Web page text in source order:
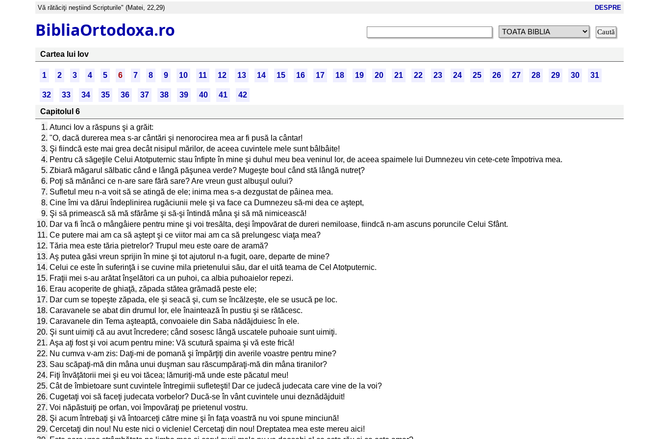
Vă rătăciţi neştiind Scripturile" (Matei, 22,29) DESPRE
BibliaOrtodoxa.ro
Cartea lui Iov
1 2 3 4 5 6 7 8 9 10 11 12 13 14 15 16 17 18 19 20 21 22 23 24 25 26 27 28 29 30 31
32 33 34 35 36 37 38 39 40 41
42
Capitolul 6
1. Atunci Iov a răspuns şi a grăit:
2. "O, dacă durerea mea s-ar cântări şi nenorocirea mea ar fi pusă la cântar!
3. Şi fiindcă este mai grea decât nisipul mărilor, de aceea cuvintele mele sunt bâlbâite!
4. Pentru că săgeţile Celui Atotputernic stau înfipte în mine şi duhul meu bea veninul lor, de aceea spaimele lui Dumnezeu vin cete-cete împotriva mea.
5. Zbiară măgarul sălbatic când e lângă păşunea verde? Mugeşte boul când stă lângă nutreţ?
6. Poţi să mănânci ce n-are sare fără sare? Are vreun gust albuşul oului?
7. Sufletul meu n-a voit să se atingă de ele; inima mea s-a dezgustat de pâinea mea.
8. Cine îmi va dărui îndeplinirea rugăciunii mele şi va face ca Dumnezeu să-mi dea ce aştept,
9. Şi să primească să mă sfărâme şi să-şi întindă mâna şi să mă nimicească!
10. Dar va fi încă o mângâiere pentru mine şi voi tresălta, deşi împovărat de dureri nemiloase, fiindcă n-am ascuns poruncile Celui Sfânt.
11. Ce putere mai am ca să aştept şi ce viitor mai am ca să prelungesc viaţa mea?
12. Tăria mea este tăria pietrelor? Trupul meu este oare de aramă?
13. Aş putea găsi vreun sprijin în mine şi tot ajutorul n-a fugit, oare, departe de mine?
14. Celui ce este în suferinţă i se cuvine mila prietenului său, dar el uită teama de Cel Atotputernic.
15. Fraţii mei s-au arătat înşelători ca un puhoi, ca albia puhoaielor repezi.
16. Erau acoperite de ghiaţă, zăpada stătea grămadă peste ele;
17. Dar cum se topeşte zăpada, ele şi seacă şi, cum se încălzeşte, ele se usucă pe loc.
18. Caravanele se abat din drumul lor, ele înaintează în pustiu şi se rătăcesc.
19. Caravanele din Tema aşteaptă, convoaiele din Saba nădăjduiesc în ele.
20. Şi sunt uimiţi că au avut încredere; când sosesc lângă uscatele puhoaie sunt uimiţi.
21. Aşa aţi fost şi voi acum pentru mine: Vă scutură spaima şi vă este frică!
22. Nu cumva v-am zis: Daţi-mi de pomană şi împărţiţi din averile voastre pentru mine?
23. Sau scăpaţi-mă din mâna unui duşman sau răscumpăraţi-mă din mâna tiranilor?
24. Fiţi învăţătorii mei şi eu voi tăcea; lămuriţi-mă unde este păcatul meu!
25. Cât de îmbietoare sunt cuvintele întregimii sufleteşti! Dar ce judecă judecata care vine de la voi?
26. Cugetaţi voi să faceţi judecata vorbelor? Ducă-se în vânt cuvintele unui deznădăjduit!
27. Voi năpăstuiţi pe orfan, voi împovăraţi pe prietenul vostru.
28. Şi acum întrebaţi şi vă întoarceţi către mine şi în faţa voastră nu voi spune minciună!
29. Cercetaţi din nou! Nu este nici o viclenie! Cercetaţi din nou! Dreptatea mea este mereu aici!